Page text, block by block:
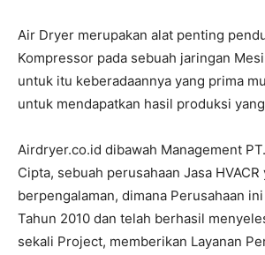
Air Dryer merupakan alat penting
Kompressor pada sebuah jaringan
untuk itu keberadaannya yang prima
untuk mendapatkan hasil produksi
Airdryer.co.id dibawah Management
Cipta, sebuah perusahaan Jasa HVACR
berpengalaman, dimana Perusahaan
Tahun 2010 dan telah berhasil
sekali Project, memberikan Layanan